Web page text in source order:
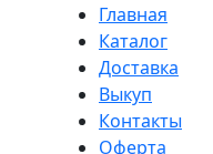
Главная
Каталог
Доставка
Выкуп
Контакты
Оферта